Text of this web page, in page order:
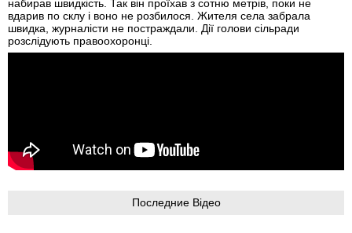
набирав швидкість. Так він проїхав з сотню метрів, поки не
вдарив по склу і воно не розбилося. Жителя села забрала
швидка, журналісти не постраждали. Дії голови сільради
розслідують правоохоронці.
Последние Відео